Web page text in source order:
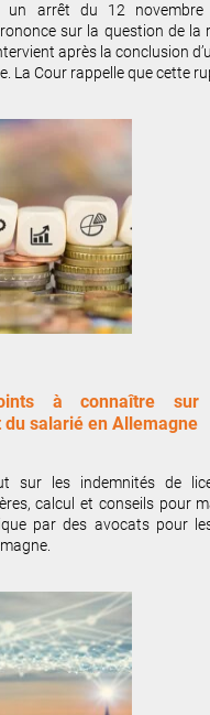
un arrêt du 12
sur la question de la
après la conclusion
La Cour rappelle que cette
à connaître sur
salarié en Allemagne
sur les indemnités de
calcul et conseils pour
par des avocats pour